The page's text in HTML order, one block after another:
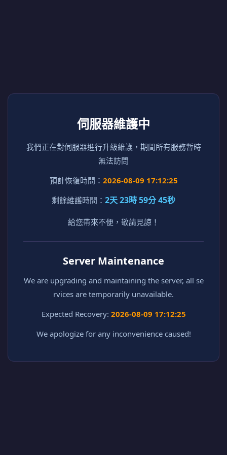
伺服器維護中
我們正在對伺服器進行升級維護，期間所有服務暫時
無法訪問
預計恢復時間： 2026-08-09 17:12:25
剩餘維護時間： 2天 23時 59分 45秒
給您帶來不便，敬請見諒！
Server Maintenance
We are upgrading and maintaining the server, all se
rvices are temporarily unavailable.
Expected Recovery: 2026-08-09 17:12:25
We apologize for any inconvenience caused!